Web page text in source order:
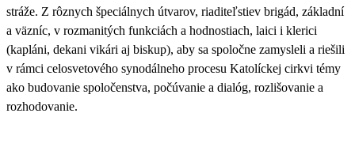
stráže. Z rôznych špeciálnych útvarov, riaditeľstiev brigád, základní
a väzníc, v rozmanitých funkciách a hodnostiach, laici i klerici
(kapláni, dekani vikári aj biskup), aby sa spoločne zamysleli a riešili
v rámci celosvetového synodálneho procesu Katolíckej cirkvi témy
ako budovanie spoločenstva, počúvanie a dialóg, rozlišovanie a
rozhodovanie.